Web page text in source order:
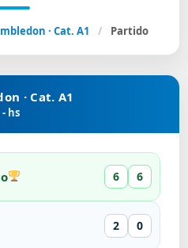
· Cat. A1 / Partido
· Cat. A1
- hs
6 6
2 0